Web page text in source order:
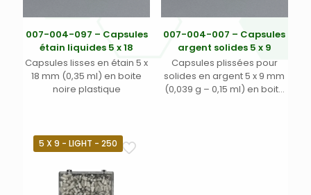
007-004-097 – Capsules
étain liquides 5 x 18
Capsules lisses en étain 5 x
18 mm (0,35 ml) en boite
noire plastique
007-004-007 – Capsules
argent solides 5 x 9
Capsules plissées pour
solides en argent 5 x 9 mm
(0,039 g – 0,15 ml) en boite
5 X 9 - LIGHT - 250